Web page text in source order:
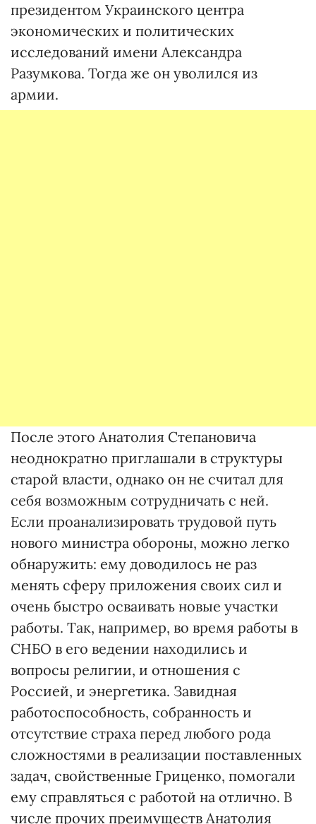
президентом Украинского центра
экономических и политических
исследований имени Александра
Разумкова. Тогда же он уволился из
армии.
После этого Анатолия Степановича
неоднократно приглашали в структуры
старой власти, однако он не считал для
себя возможным сотрудничать с ней.
Если проанализировать трудовой путь
нового министра обороны, можно легко
обнаружить: ему доводилось не раз
менять сферу приложения своих сил и
очень быстро осваивать новые участки
работы. Так, например, во время работы в
СНБО в его ведении находились и
вопросы религии, и отношения с
Россией, и энергетика. Завидная
работоспособность, собранность и
отсутствие страха перед любого рода
сложностями в реализации поставленных
задач, свойственные Гриценко, помогали
ему справляться с работой на отлично. В
числе прочих преимуществ Анатолия